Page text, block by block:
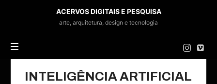
ACERVOS
DIGITAIS
E
ACERVOS DIGITAIS E PESQUISA
arte, arquitetura, design e tecnologia
INTELIGÊNCIA ARTIFICIAL